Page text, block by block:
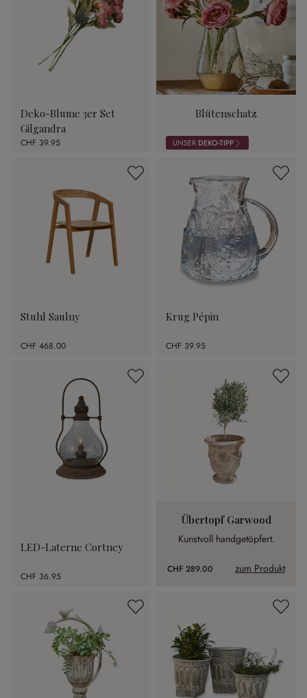
Deko-Blume 3er Set
Gilgandra
CHF 39.95 UNSER DEKO-TIPP
Blütenschatz
Stuhl Saulny
CHF 468.00
Krug Pépin
CHF 39.95
LED-Laterne Cortney
CHF 36.95
Übertopf Garwood
Kunstvoll handgetöpfert.
CHF 289.00 zum Produkt